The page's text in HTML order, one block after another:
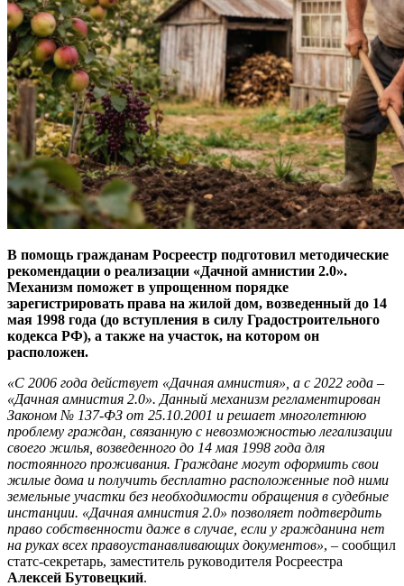
В помощь гражданам Росреестр подготовил методические
рекомендации о реализации «Дачной амнистии 2.0».
Механизм поможет в упрощенном порядке
зарегистрировать права на жилой дом, возведенный до 14
мая 1998 года (до вступления в силу Градостроительного
кодекса РФ), а также на участок, на котором он
расположен.
«С 2006 года действует «Дачная амнистия», а с 2022 года –
«Дачная амнистия 2.0». Данный механизм регламентирован
Законом № 137-ФЗ от 25.10.2001 и решает многолетнюю
проблему граждан, связанную с невозможностью легализации
своего жилья, возведенного до 14 мая 1998 года для
постоянного проживания. Граждане могут оформить свои
жилые дома и получить бесплатно расположенные под ними
земельные участки без необходимости обращения в судебные
инстанции. «Дачная амнистия 2.0» позволяет подтвердить
право собственности даже в случае, если у гражданина нет
на руках всех правоустанавливающих документов», – сообщил
статс-секретарь, заместитель руководителя Росреестра
Алексей Бутовецкий.